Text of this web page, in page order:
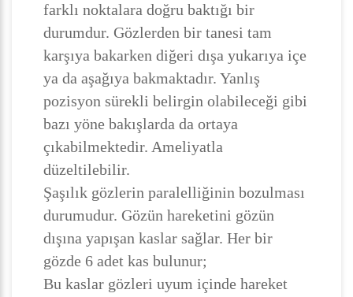
farklı noktalara doğru baktığı bir
durumdur. Gözlerden bir tanesi tam
karşıya bakarken diğeri dışa yukarıya içe
ya da aşağıya bakmaktadır. Yanlış
pozisyon sürekli belirgin olabileceği gibi
bazı yöne bakışlarda da ortaya
çıkabilmektedir. Ameliyatla
düzeltilebilir.
Şaşılık gözlerin paralelliğinin bozulması
durumudur. Gözün hareketini gözün
dışına yapışan kaslar sağlar. Her bir
gözde 6 adet kas bulunur;
Bu kaslar gözleri uyum içinde hareket